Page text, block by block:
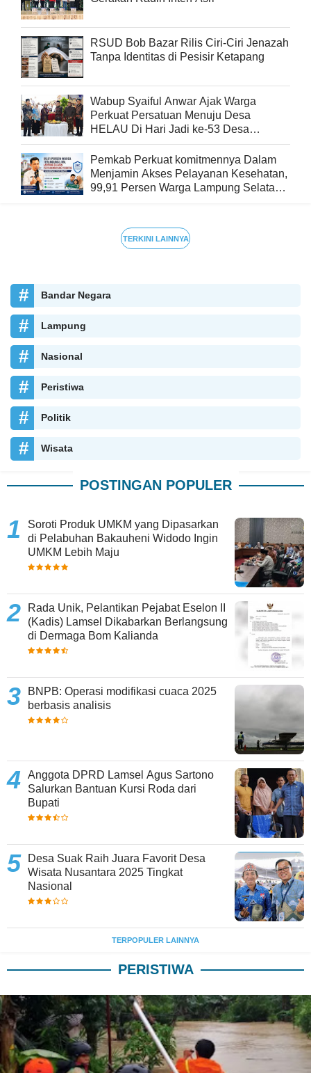
RSUD Bob Bazar Rilis Ciri-Ciri Jenazah
Tanpa Identitas di Pesisir Ketapang
Wabup Syaiful Anwar Ajak Warga
Perkuat Persatuan Menuju Desa
HELAU Di Hari Jadi ke-53 Desa
Beringin Kencana
Pemkab Perkuat komitmennya Dalam
Menjamin Akses Pelayanan Kesehatan,
99,91 Persen Warga Lampung Selatan
TERKINI LAINNYA
Bandar Negara
Lampung
Nasional
Peristiwa
Politik
Wisata
POSTINGAN POPULER
Soroti Produk UMKM yang Dipasarkan
di Pelabuhan Bakauheni Widodo Ingin
UMKM Lebih Maju
Rada Unik, Pelantikan Pejabat Eselon II
(Kadis) Lamsel Dikabarkan Berlangsung
di Dermaga Bom Kalianda
BNPB: Operasi modifikasi cuaca 2025
berbasis analisis
Anggota DPRD Lamsel Agus Sartono
Salurkan Bantuan Kursi Roda dari
Bupati
Desa Suak Raih Juara Favorit Desa
Wisata Nusantara 2025 Tingkat
Nasional
TERPOPULER LAINNYA
PERISTIWA